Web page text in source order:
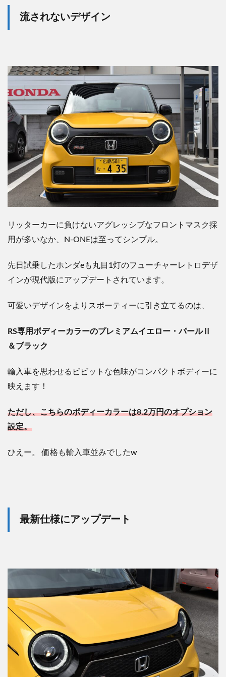
流されないデザイン
リッターカーに負けないアグレッシブなフロントマスク採
用が多いなか、
N-ONEは至ってシンプル。
先日試乗したホンダeも丸目1灯のフューチャーレトロデザ
インが現代版にアップデートされています。
可愛いデザインをよりスポーティーに引き立てるのは、
RS専用ボディーカラーのプレミアムイエロー・パールⅡ
＆ブラック
輸入車を思わせるビビットな色味がコンパクトボディーに
映えます！
ただし、こちらのボディーカラーは8.2万円のオプション
設定。
ひえー。 価格も輸入車並みでしたw
最新仕様にアップデート